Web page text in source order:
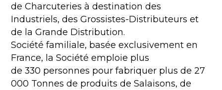
de Charcuteries à destination des
Industriels, des Grossistes-Distributeurs et
de la Grande Distribution.
Société familiale, basée exclusivement en
France, la Société emploie plus
de 330 personnes pour fabriquer plus de 27
000 Tonnes de produits de Salaisons, de